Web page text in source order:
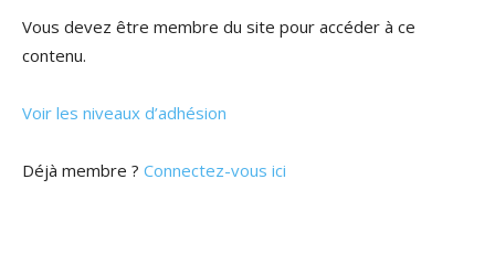
Vous devez être membre du site pour accéder à ce
contenu.
Voir les niveaux d’adhésion
Déjà membre ? Connectez-vous ici